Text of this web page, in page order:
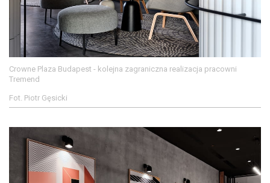
Crowne Plaza Budapest - kolejna zagraniczna realizacja pracowni
Tremend
Fot. Piotr Gęsicki